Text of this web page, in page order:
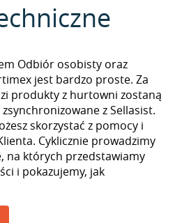
Odbiór osobisty oraz
jest bardzo proste. Za
produkty z hurtowni zostaną
z Sellasist.
skorzystać z pomocy i
Cyklicznie prowadzimy
na których przedstawiamy
i pokazujemy, jak